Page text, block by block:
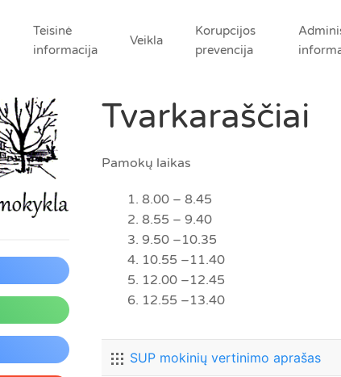
Teisinė
informacija
Veikla
Korupcijos
prevencija
Tvarkaraščiai
Pamokų laikas
8.00 – 8.45
8.55 – 9.40
9.50 –10.35
10.55 –11.40
12.00 –12.45
12.55 –13.40